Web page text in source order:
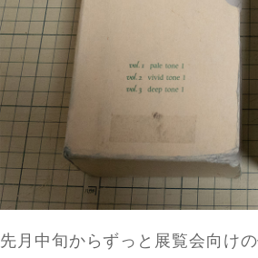
先月中旬からずっと展覧会向け